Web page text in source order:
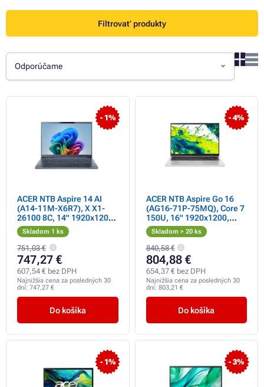
Filtrovať produkty
Odporúčame
- 1%
ACER NTB Aspire 14 AI
(A14-11M-X6R7), X X1-
26100 8C, 14" 1920x1200,
16GB, 512GB SSD,
Adreno, W11 Home,
Steam Blue
Skladom 1 ks
751,03 €
747,27 €
607,54 € bez DPH
Najnižšia cena za posledných 30
dní: 747,27 €
Do košíka
- 4%
ACER NTB Aspire Go 16
(AG16-71P-75MQ), Core 7
150U, 16" 1920x1200,
16GB, 1TB SSD, Intel, W11
Home, Pure Silver
Skladom > 20 ks
840,58 €
804,88 €
654,37 € bez DPH
Najnižšia cena za posledných 30
dní: 803,21 €
Do košíka
- 1% - 3%